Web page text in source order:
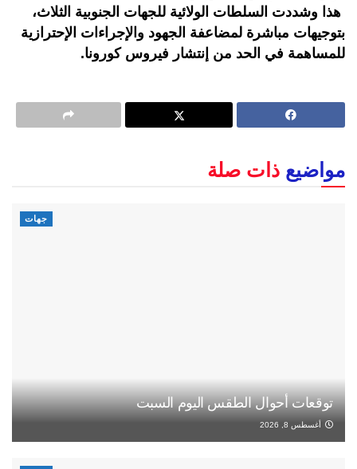
هذا وشددت السلطات الولائية للجهات الجنوبية الثلاث،
بتوجيهات مباشرة لمضاعفة الجهود والإجراءات الإحترازية
للمساهمة في الحد من إنتشار فيروس كورونا.
مواضيع ذات صلة
جهات
توقعات أحوال الطقس اليوم السبت
أغسطس 8, 2026